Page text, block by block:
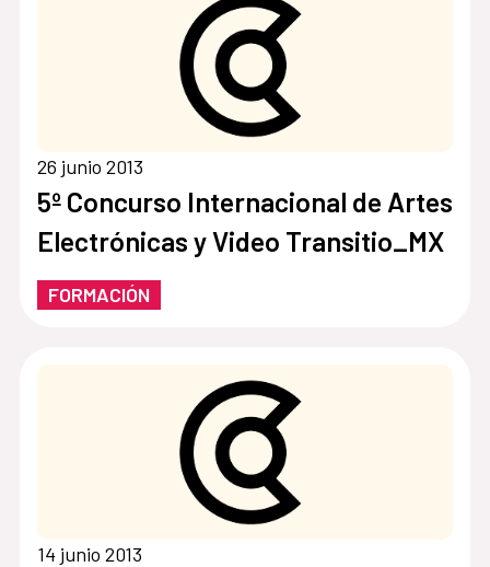
26 junio 2013
5º Concurso Internacional de Artes
Electrónicas y Video Transitio_MX
FORMACIÓN
14 junio 2013